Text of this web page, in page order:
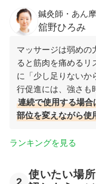
鍼灸師・あん
舘野ひろみ
マッサージは弱めの
ると筋肉を痛めるリ
に「少し足りないか
行促進には、強さも
連続で使用する場
部位を変えながら使
ランキングを見る
使いたい場